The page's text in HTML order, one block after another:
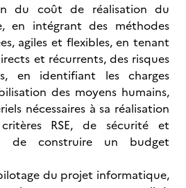
du coût de réalisation du
en intégrant des méthodes
agiles et flexibles, en tenant
et récurrents, des risques
en identifiant les charges
des moyens humains,
nécessaires à sa réalisation
RSE, de sécurité et
de construire un budget
du projet informatique,